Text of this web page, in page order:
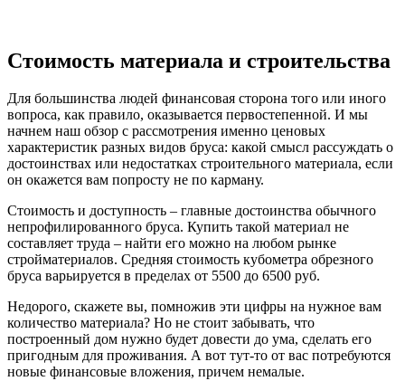
Стоимость материала и строительства
Для большинства людей финансовая сторона того или иного
вопроса, как правило, оказывается первостепенной. И мы
начнем наш обзор с рассмотрения именно ценовых
характеристик разных видов бруса: какой смысл рассуждать о
достоинствах или недостатках строительного материала, если
он окажется вам попросту не по карману.
Стоимость и доступность – главные достоинства обычного
непрофилированного бруса. Купить такой материал не
составляет труда – найти его можно на любом рынке
стройматериалов. Средняя стоимость кубометра обрезного
бруса варьируется в пределах от 5500 до 6500 руб.
Недорого, скажете вы, помножив эти цифры на нужное вам
количество материала? Но не стоит забывать, что
построенный дом нужно будет довести до ума, сделать его
пригодным для проживания. А вот тут-то от вас потребуются
новые финансовые вложения, причем немалые.